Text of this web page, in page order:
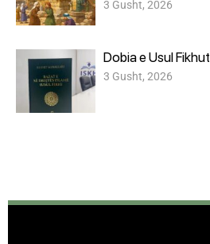
3 Gusht, 2026
Dobia e Usul Fikhut
3 Gusht, 2026